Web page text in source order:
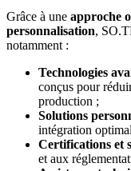
Grâce à une approche
personnalisation,
notamment :
Technologies
conçus pour
production ;
Solutions
intégration
Certifications et
et aux